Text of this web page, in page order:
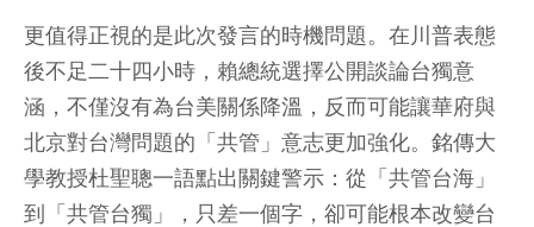
更值得正視的是此次發言的時機問題。在川普表態
後不足二十四小時，賴總統選擇公開談論台獨意
涵，不僅沒有為台美關係降溫，反而可能讓華府與
北京對台灣問題的「共管」意志更加強化。銘傳大
學教授杜聖聰一語點出關鍵警示：從「共管台海」
到「共管台獨」，只差一個字，卻可能根本改變台